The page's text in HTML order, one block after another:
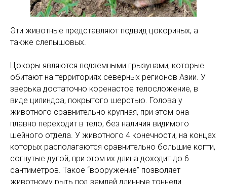
Эти животные представляют подвид цокориных, а
также слепышовых.
Цокоры являются подземными грызунами, которые
обитают на территориях северных регионов Азии. У
зверька достаточно коренастое телосложение, в
виде цилиндра, покрытого шерстью. Голова у
животного сравнительно крупная, при этом она
плавно переходит в тело, без наличия видимого
шейного отдела. У животного 4 конечности, на концах
которых располагаются сравнительно большие когти,
согнутые дугой, при этом их длина доходит до 6
сантиметров. Такое “вооружение” позволяет
животному рыть под землей длинные тоннели.